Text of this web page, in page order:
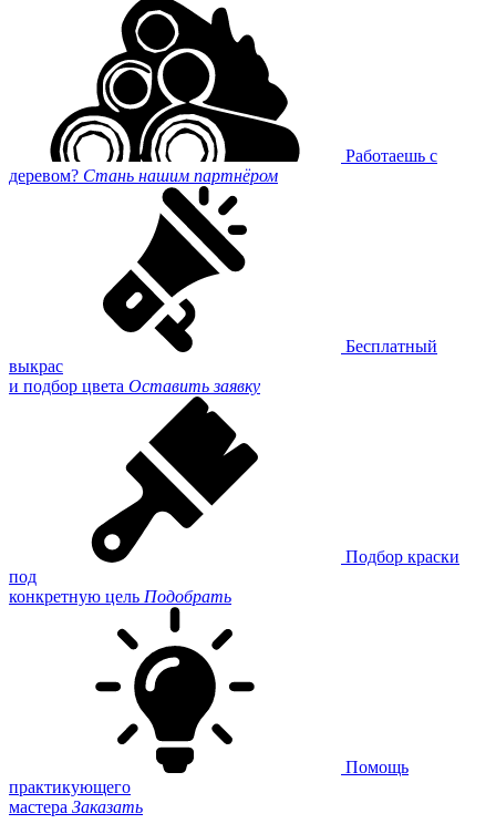
Работаешь с
деревом? Стань нашим партнёром
Бесплатный
выкрас
и подбор цвета Оставить заявку
Подбор краски
под
конкретную цель Подобрать
Помощь
практикующего
мастера Заказать